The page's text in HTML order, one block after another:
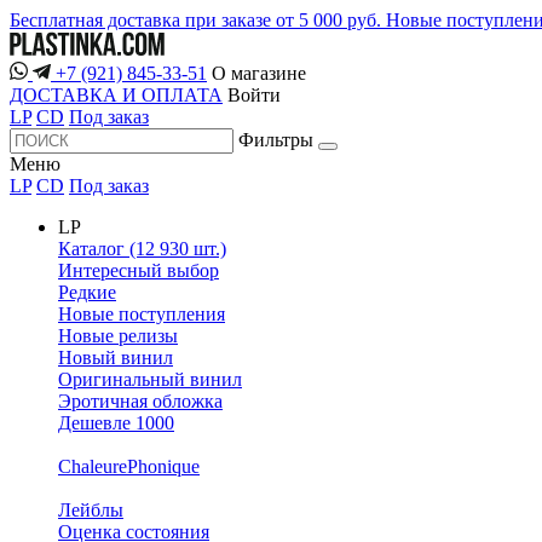
Бесплатная доставка при заказе от 5 000 руб. Новые
+7 (921) 845-33-51 О магазине
ДОСТАВКА И ОПЛАТА Войти
LP CD Под заказ
Фильтры
Меню
LP CD Под заказ
LP
Каталог (12 930 шт.)
Интересный выбор
Редкие
Новые поступления
Новые релизы
Новый винил
Оригинальный винил
Эротичная обложка
Дешевле 1000
ChaleurePhonique
Лейблы
Оценка состояния